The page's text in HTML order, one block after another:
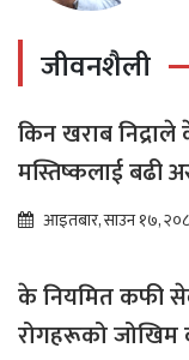
जीवनशैली
किन खराब
मस्तिष्कलाई बढी
आइतबार, साउन १७,
के नियमित कफी
रोगहरूको जोखिम